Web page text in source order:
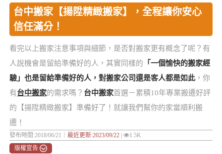
台中搬家【揚陞精緻搬家】，全程讓你安心
信任滿分！
看完以上搬家注意事項與細節，是否對搬家更有概念了呢？有
人說機會是留給準備好的人，其實同樣的 「一個愉快的搬家經
驗」也是留給準備好的人，對搬家公司還是客人都是如此，你
有台中搬家的需求嗎？ 台中搬家首選－累積10年專業搬遷好評
的【揚陞精緻搬家】準備好了！就讓我們幫你的家當順利搬
遷！
發布時間:2018/06/21｜ 最近更新:2023/09/22|
1.5K
版權宣告